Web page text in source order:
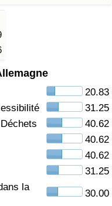
20.83
31.25
40.62
40.62
40.62
31.25
la
30.00